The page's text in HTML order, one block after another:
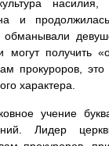
и
получить
прокуроров, это
характера.
учение
Лидер